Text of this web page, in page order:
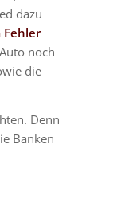
dazu
Fehler
noch
die
Denn
Banken